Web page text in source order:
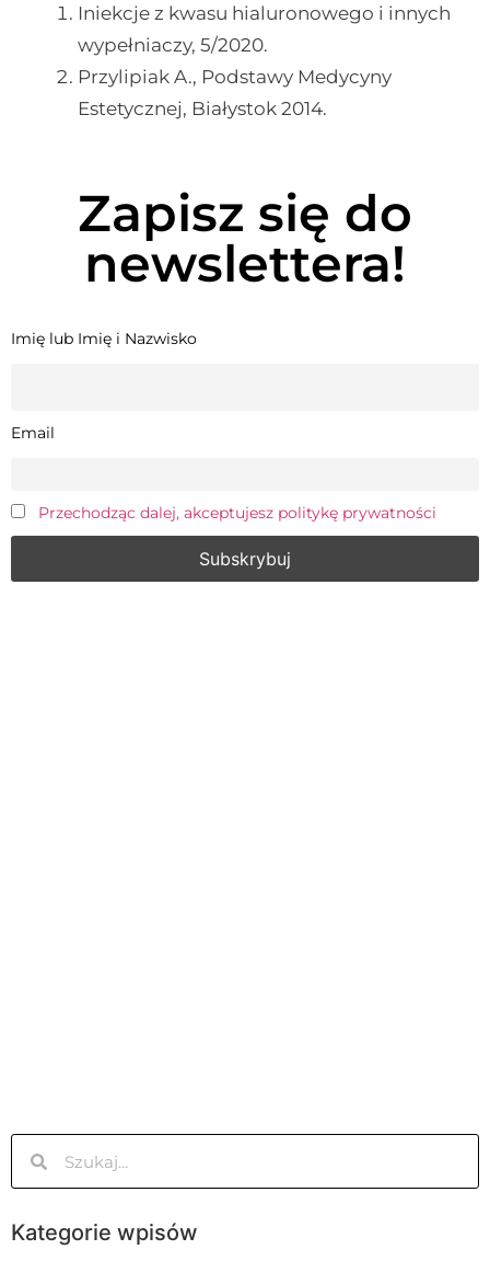
Iniekcje z kwasu hialuronowego i innych
wypełniaczy, 5/2020.
Przylipiak A., Podstawy Medycyny
Estetycznej, Białystok 2014.
Zapisz się do
newslettera!
Imię lub Imię i Nazwisko
Email
Przechodząc dalej, akceptujesz politykę prywatności
Kategorie wpisów